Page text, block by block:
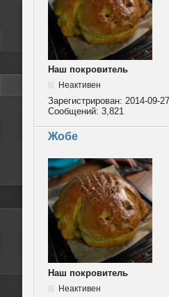
Наш покровитель
Неактивен
Зарегистрирован: 2014-09-27
Сообщений: 3,821
Жобе
Наш покровитель
Неактивен